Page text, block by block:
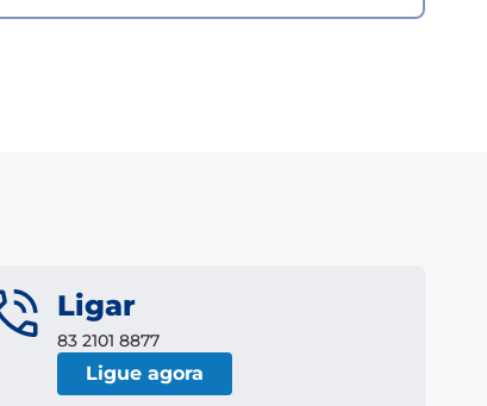
Ligar
83 2101 8877
Ligue agora